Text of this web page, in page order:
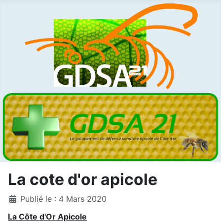
La cote d'or apicole
DétailsPublié le : 4 Mars 2020
La Côte d'Or Apicole